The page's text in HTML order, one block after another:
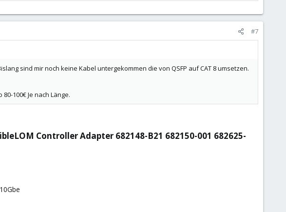
#7
sind mir noch keine Kabel untergekommen die von QSFP auf CAT 8 umsetzen.
100€ Je nach Länge.
Controller Adapter 682148-B21 682150-001 682625-